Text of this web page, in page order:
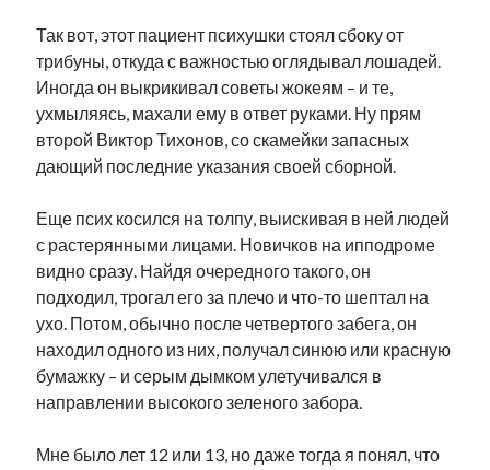
Так вот, этот пациент психушки стоял сбоку от
трибуны, откуда с важностью оглядывал лошадей.
Иногда он выкрикивал советы жокеям – и те,
ухмыляясь, махали ему в ответ руками. Ну прям
второй Виктор Тихонов, со скамейки запасных
дающий последние указания своей сборной.
Еще псих косился на толпу, выискивая в ней людей
с растерянными лицами. Новичков на ипподроме
видно сразу. Найдя очередного такого, он
подходил, трогал его за плечо и что-то шептал на
ухо. Потом, обычно после четвертого забега, он
находил одного из них, получал синюю или красную
бумажку – и серым дымком улетучивался в
направлении высокого зеленого забора.
Мне было лет 12 или 13, но даже тогда я понял, что